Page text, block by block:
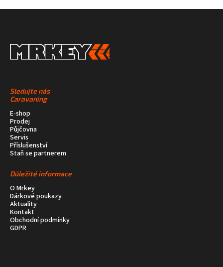
Sledujte nás
Caravaning
E-shop
Prodej
Půjčovna
Servis
Příslušenství
Staň se partnerem
Důležité informace
O Mrkey
Dárkové poukazy
Aktuality
Kontakt
Obchodní podmínky
GDPR